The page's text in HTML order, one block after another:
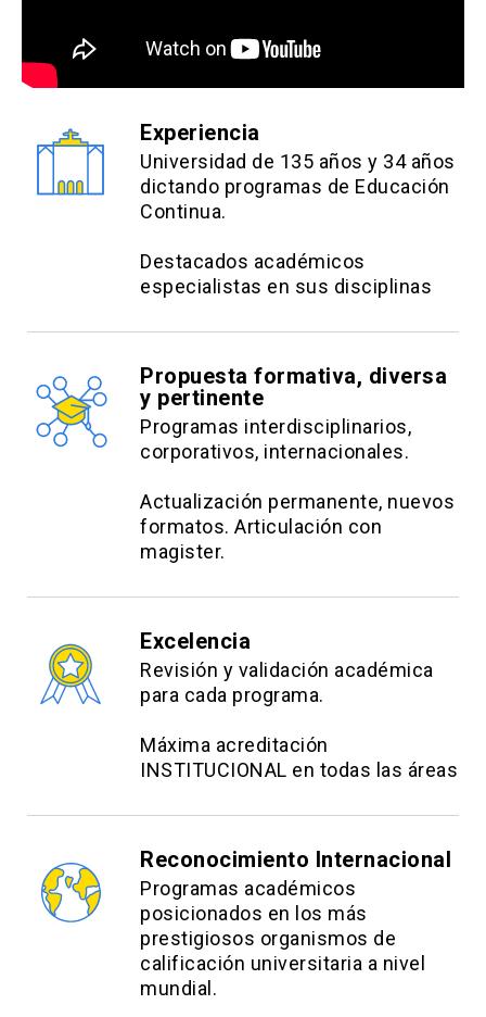
Experiencia
Universidad de 135 años y 34 años
dictando programas de Educación
Continua.
Destacados académicos
especialistas en sus disciplinas
Propuesta formativa, diversa
y pertinente
Programas interdisciplinarios,
corporativos, internacionales.
Actualización permanente, nuevos
formatos. Articulación con
magister.
Excelencia
Revisión y validación académica
para cada programa.
Máxima acreditación
INSTITUCIONAL en todas las áreas
Reconocimiento Internacional
Programas académicos
posicionados en los más
prestigiosos organismos de
calificación universitaria a nivel
mundial.